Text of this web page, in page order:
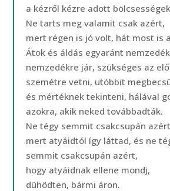
a kézről kézre adott
Ne tarts meg valamit csak azért,
mert régen is jó volt, hát most is
Átok és áldás egyaránt
nemzedékre jár, szükséges az
szemétre vetni, utóbbit
és mértéknek tekinteni, hálával
azokra, akik neked továbbadták.
Ne tégy semmit csakcsupán
mert atyáidtól így láttad, és ne
semmit csakcsupán azért,
hogy atyáidnak ellene mondj,
dühödten, bármi áron.